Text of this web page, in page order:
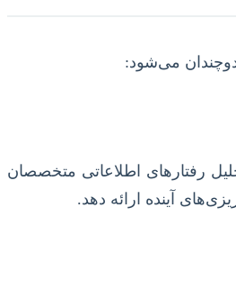
می‌شود:
رفتارهای اطلاعاتی متخصصان
آینده ارائه دهد.